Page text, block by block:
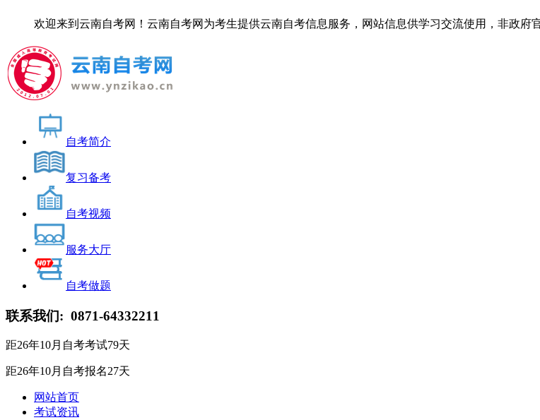
欢迎来到云南自考网！云南自考网为考生提供云南自考信息服务，网站信息供学习交流使用，非政府
自考简介
复习备考
自考视频
服务大厅
自考做题
联系我们: 0871-64332211
距26年10月自考考试79天
距26年10月自考报名27天
网站首页
考试资讯